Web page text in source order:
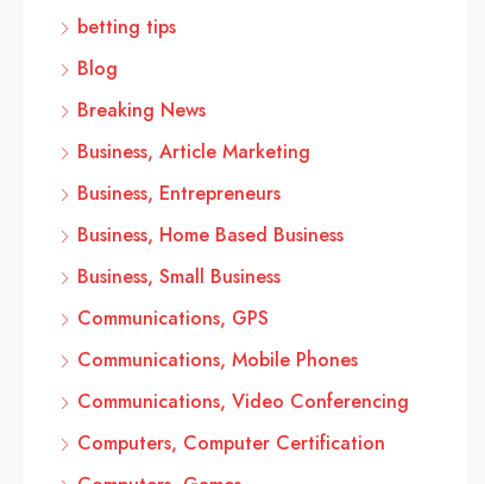
betting tips
Blog
Breaking News
Business, Article Marketing
Business, Entrepreneurs
Business, Home Based Business
Business, Small Business
Communications, GPS
Communications, Mobile Phones
Communications, Video Conferencing
Computers, Computer Certification